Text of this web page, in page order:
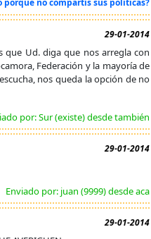
porque no compartís sus políticas?
29-01-2014
Ud. diga que nos arregla con
Federación y la mayoría de
nos queda la opción de no
por: Sur (existe) desde también
29-01-2014
Enviado por: juan (9999) desde aca
29-01-2014